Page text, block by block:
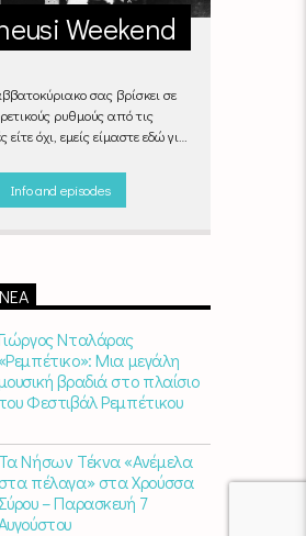
Weekend
σας βρίσκει σε
ρυθμούς από τις
είτε όχι, εμείς είμαστε εδώ για
δημιουργώντας μία
για ό,τι κι αν κάνετε.
Info and episodes
Νταλάρας
Μια μεγάλη
βραδιά στο πλαίσιο
του Φεστιβάλ Ρεμπέτικου
Τα Νήσων Τέκνα «Ανέμελα
στα πέλαγα» στα Χρούσσα
Σύρου – Παρασκευή 7